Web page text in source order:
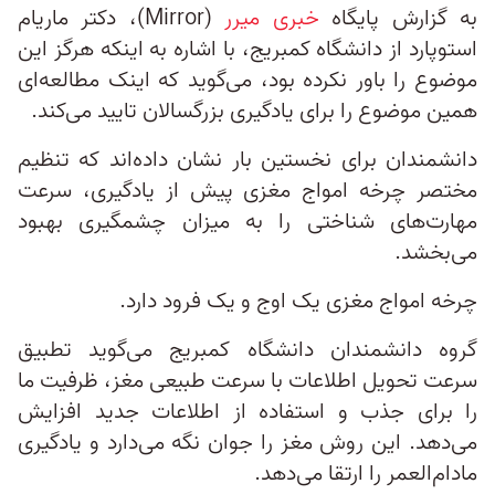
به گزارش پایگاه خبری میرر
(Mirror)، دکتر ماریام
استوپارد از دانشگاه کمبریج، با اشاره به اینکه هرگز این
موضوع را باور نکرده بود، می‌گوید که اینک مطالعه‌ای
همین موضوع را برای یادگیری بزرگسالان تایید می‌کند.
دانشمندان برای نخستین بار نشان داده‌اند که تنظیم
مختصر چرخه امواج مغزی پیش از یادگیری، سرعت
مهارت‌های شناختی را به میزان چشمگیری بهبود
می‌بخشد.
چرخه امواج مغزی یک اوج و یک فرود دارد.
گروه دانشمندان دانشگاه کمبریج می‌گوید تطبیق
سرعت تحویل اطلاعات با سرعت طبیعی مغز، ظرفیت ما
را برای جذب و استفاده از اطلاعات جدید افزایش
می‌دهد. این روش مغز را جوان نگه می‌دارد و یادگیری
مادام‌العمر را ارتقا می‌دهد.